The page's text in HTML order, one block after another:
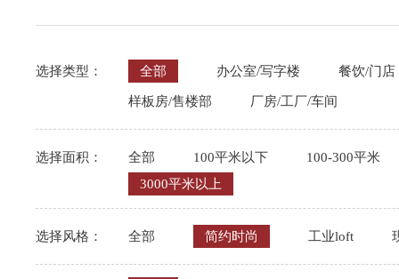
选择类型： 全部 办公室/写字楼 餐饮/门店
样板房/售楼部 厂房/工厂/车间
选择面积： 全部 100平米以下
100-300平米
3000平米以上
选择风格： 全部 简约时尚 工业loft